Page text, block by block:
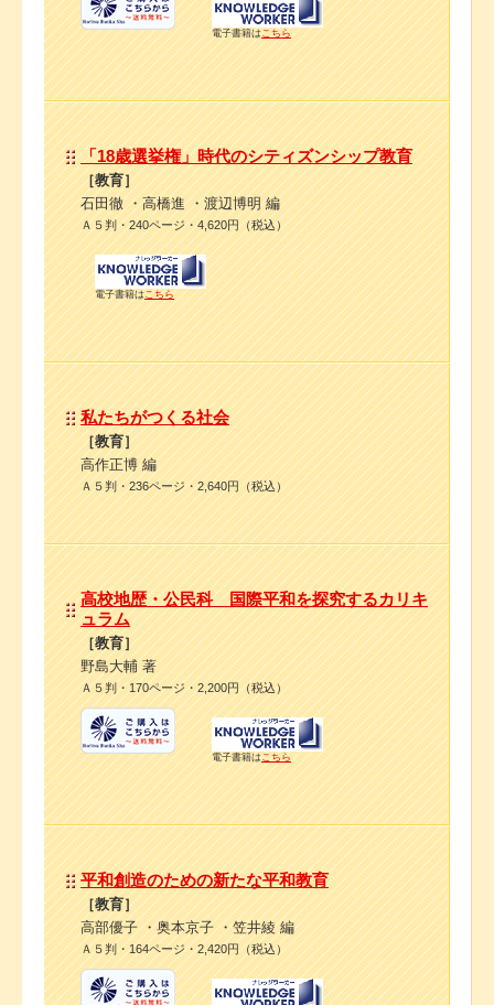
電子書籍はこちら
「18歳選挙権」時代のシティズンシップ教育
［教育］
石田徹 ・高橋進 ・渡辺博明 編
Ａ５判・240ページ・4,620円（税込）
電子書籍は こちら
私たちがつくる社会
［教育］
高作正博 編
Ａ５判・236ページ・2,640円（税込）
高校地歴・公民科 国際平和を探究するカリキ
ュラム
［教育］
野島大輔 著
Ａ５判・170ページ・2,200円（税込）
電子書籍はこちら
平和創造のための新たな平和教育
［教育］
高部優子 ・奥本京子 ・笠井綾 編
Ａ５判・164ページ・2,420円（税込）